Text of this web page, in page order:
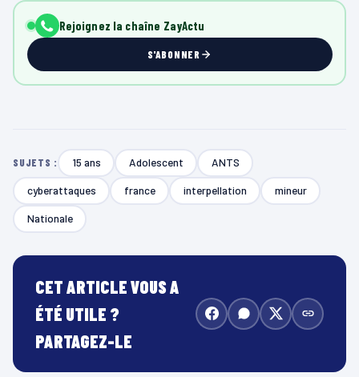
Rejoignez la chaîne ZayActu
S'ABONNER
SUJETS : 15 ans Adolescent ANTS
cyberattaques france interpellation mineur
Nationale
CET ARTICLE VOUS A
ÉTÉ UTILE ?
PARTAGEZ-LE